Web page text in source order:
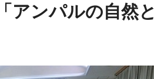
アンパルの自然